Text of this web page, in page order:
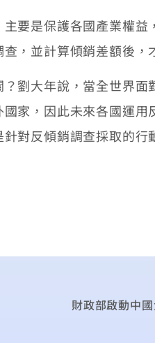
要是保護各國產業權
，並計算傾銷差額後，
劉大年說，當全世界
家，因此未來各國運
對反傾銷調查採取的行
財政部啟動中